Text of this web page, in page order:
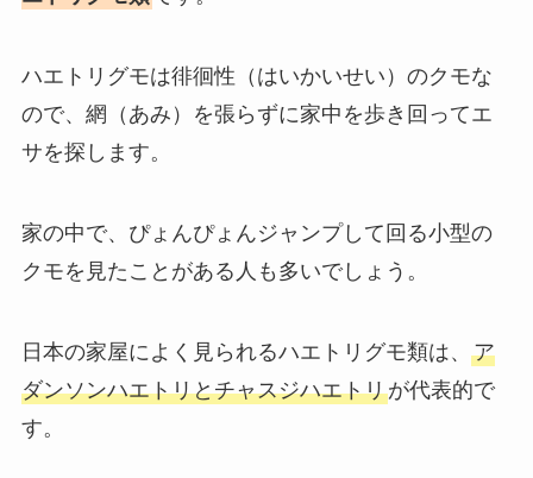
ハエトリグモは徘徊性（はいかいせい）のクモな
ので、網（あみ）を張らずに家中を歩き回ってエ
サを探します。
家の中で、ぴょんぴょんジャンプして回る小型の
クモを見たことがある人も多いでしょう。
日本の家屋によく見られるハエトリグモ類は、 ア
ダンソンハエトリとチャスジハエトリが代表的で
す。